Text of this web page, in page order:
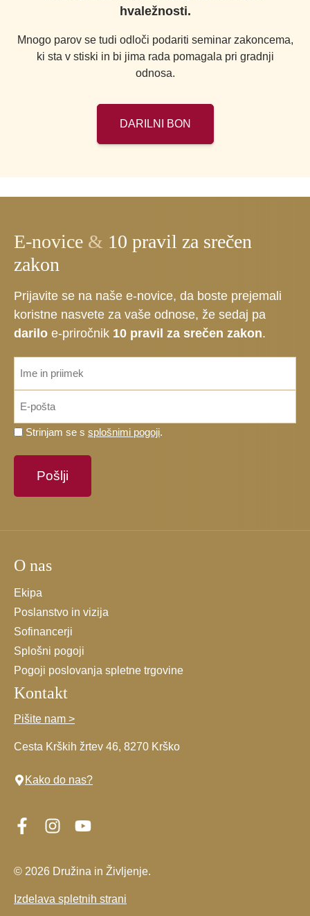
hvaležnosti.
Mnogo parov se tudi odloči podariti seminar zakoncema,
ki sta v stiski in bi jima rada pomagala pri gradnji
odnosa.
DARILNI BON
E-novice & 10 pravil za srečen
zakon
Prijavite se na naše e-novice, da boste prejemali
koristne nasvete za vaše odnose, že sedaj pa
darilo e-priročnik 10 pravil za srečen zakon.
Prosimo,
strinjate
*
Strinjam se s splošnimi pogoji.
O nas
Ekipa
Poslanstvo in vizija
Sofinancerji
Splošni pogoji
Pogoji poslovanja spletne trgovine
Kontakt
Pišite nam >
Cesta Krških žrtev 46, 8270 Krško
Kako do nas?
© 2026 Družina in Življenje.
Izdelava spletnih strani